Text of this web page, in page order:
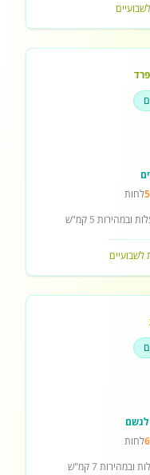
לחות
ובמהירות 5 קמ"ש
לשבועיים
לגשם
לחות
ובמהירות7קמ"ש